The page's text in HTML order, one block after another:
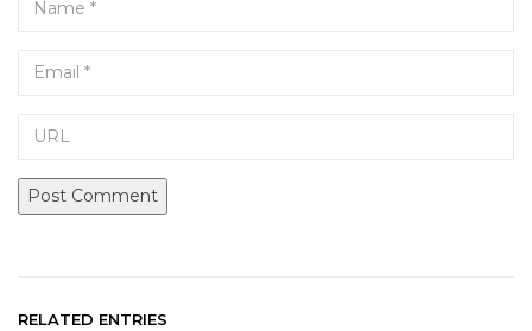
Email
RELATED ENTRIES